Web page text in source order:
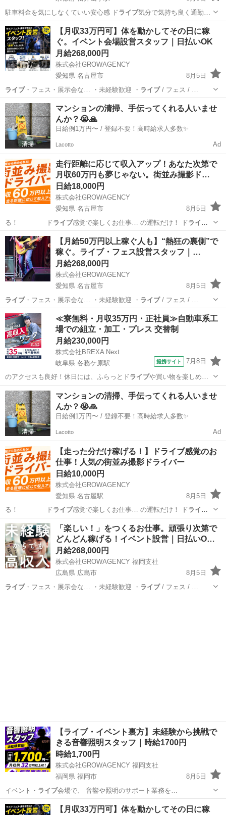
駐車料金を気にしなくていい安心感 ド ライブ気分で気持ち良く通勤で
きます ◎…
京都 京田辺市 松井山手駅 倉庫
【月収33万円可】体を動かしてその日に稼
ぐ。イベント会場設営スタッフ｜日払いOK
月給268,000円
株式会社GROWAGENCY
愛知県 名古屋市
8月5日
ライブ・フェス・展示会な… ・未経験歓迎 ・ ライブ/ フェス / …
愛知 名古屋市 イベントスタッフ スタッフ
マンションの清掃、手伝ってくれる人いませ
んか？😭🙏
日給例1万円〜 / 登録不要！高時給求人多数✨
Lacotto Ad
走行距離に応じて収入アップ！あなた次第で
月収60万円も夢じゃない。街並み撮影ド…
日給18,000円
株式会社GROWAGENCY
愛知県 名古屋市
8月5日
る！ ド ライブ感覚で楽しくお仕事… の運転だけ！ ド ライブ
感覚で当日決められ… です！ 「ドライブ感覚で楽しく働く！… ート
を通るので、ド ライブ 感覚で毎日楽しく働…
愛知 名古屋市 ドライバー ストリートビュー
【月給50万円以上稼ぐ人も】“熱狂の裏側”で
稼ぐ。ライブ・フェス設営スタッフ｜…
月給268,000円
株式会社GROWAGENCY
愛知県 名古屋市
8月5日
ライブ・フェス・展示会な… ・未経験歓迎 ・ ライブ/ フェス / …
愛知 名古屋市 イベントスタッフ ライブ
≪寮無料・月収35万円・正社員≫自動車系工
場での組立・加工・プレス 交替制
月給230,000円
株式会社BREXA Next
岐阜県 各務ケ原駅
提携サイト 7月8日
のアクセスも良好！休日には、ふらっとド ライブや買い物を楽しめる
環境です♪仕事と同時…
岐阜 各務原市 各務ケ原駅 その他
マンションの清掃、手伝ってくれる人いませ
んか？😭🙏
日給例1万円〜 / 登録不要！高時給求人多数✨
Lacotto Ad
【走った分だけ稼げる！】ドライブ感覚のお
仕事！人気の街並み撮影ドライバー
日給10,000円
株式会社GROWAGENCY
愛知県 名古屋駅
8月5日
る！ ド ライブ感覚で楽しくお仕事… の運転だけ！ ド ライブ
感覚で当日決められ… です！ 「ドライブ感覚で楽しく働く！… ート
を通るので、ド ライブ感覚で毎日楽しく働…
愛知 名古屋市 名古屋駅 その他 ストリートビュー
「楽しい！」をつくるお仕事。頑張り次第で
どんどん稼げる！イベント設営｜日払いO…
月給268,000円
株式会社GROWAGENCY 福岡支社
広島県 広島市
8月5日
ライブ・フェス・展示会な… ・未経験歓迎 ・ ライブ/ フェス / …
【ライブ・イベント裏方】未経験から挑戦で
きる音響照明スタッフ｜時給1700円
時給1,700円
株式会社GROWAGENCY 福岡支社
福岡県 福岡市
8月5日
イベント・ ライブ会場で、 音響や照明のサポート業務を…
福岡 福岡市 イベントスタッフ スタッフ
【月収33万円可】体を動かしてその日に稼